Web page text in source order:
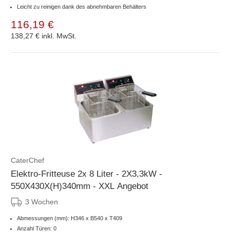
Leicht zu reinigen dank des abnehmbaren Behälters
116,19 €
138,27 € inkl. MwSt.
CaterChef
Elektro-Fritteuse 2x 8 Liter - 2X3,3kW -
550X430X(H)340mm - XXL Angebot
3 Wochen
Abmessungen (mm): H346 x B540 x T409
Anzahl Türen: 0